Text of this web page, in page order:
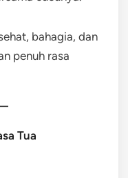
bahagia, dan
penuh rasa
Tua